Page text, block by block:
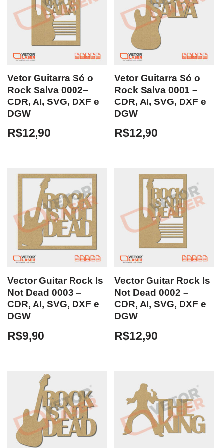
Vetor Guitarra Só o
Rock Salva 0002–
CDR, AI, SVG, DXF e
DGW
R$12,90
Vetor Guitarra Só o
Rock Salva 0001 –
CDR, AI, SVG, DXF e
DGW
R$12,90
Vector Guitar Rock Is
Not Dead 0003 –
CDR, AI, SVG, DXF e
DGW
R$9,90
Vector Guitar Rock Is
Not Dead 0002 –
CDR, AI, SVG, DXF e
DGW
R$12,90